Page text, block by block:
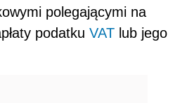
polegającymi na
podatku VAT lub jego